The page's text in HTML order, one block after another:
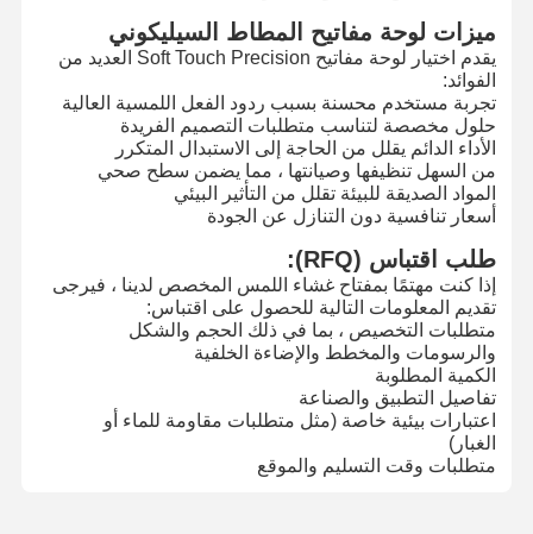
المنزل المنتجات فيديوهات
جولة في
المصنع
مراقبة الجودة اتصل بنا
ميزات لوحة مفاتيح المطاط السيليكوني
يقدم اختيار لوحة مفاتيح Soft Touch Precision العديد من
الفوائد:
تجربة مستخدم محسنة بسبب ردود الفعل اللمسية العالية
حلول مخصصة لتناسب متطلبات التصميم الفريدة
الأداء الدائم يقلل من الحاجة إلى الاستبدال المتكرر
من السهل تنظيفها وصيانتها ، مما يضمن سطح صحي
المواد الصديقة للبيئة تقلل من التأثير البيئي
أسعار تنافسية دون التنازل عن الجودة
طلب اقتباس (RFQ):
إذا كنت مهتمًا بمفتاح غشاء اللمس المخصص لدينا ، فيرجى
تقديم المعلومات التالية للحصول على اقتباس:
متطلبات التخصيص ، بما في ذلك الحجم والشكل
والرسومات والمخطط والإضاءة الخلفية
الكمية المطلوبة
تفاصيل التطبيق والصناعة
اعتبارات بيئية خاصة (مثل متطلبات مقاومة للماء أو
الغبار)
متطلبات وقت التسليم والموقع